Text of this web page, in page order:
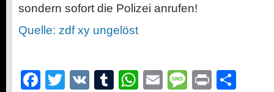
sondern sofort die Polizei anrufen!
Quelle: zdf xy ungelöst
Facebook
Twitter
VK Tumblr
WhatsApp
EmailMessage
Print